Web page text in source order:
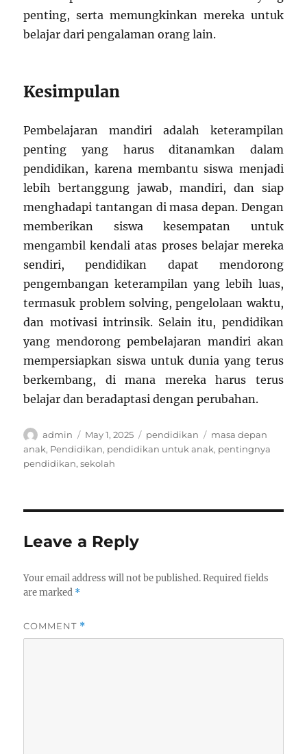
penting, serta memungkinkan mereka untuk
belajar dari pengalaman orang lain.
Kesimpulan
Pembelajaran mandiri adalah keterampilan
penting yang harus ditanamkan dalam
pendidikan, karena membantu siswa menjadi
lebih bertanggung jawab, mandiri, dan siap
menghadapi tantangan di masa depan. Dengan
memberikan siswa kesempatan untuk
mengambil kendali atas proses belajar mereka
sendiri, pendidikan dapat mendorong
pengembangan keterampilan yang lebih luas,
termasuk problem solving, pengelolaan waktu,
dan motivasi intrinsik. Selain itu, pendidikan
yang mendorong pembelajaran mandiri akan
mempersiapkan siswa untuk dunia yang terus
berkembang, di mana mereka harus terus
belajar dan beradaptasi dengan perubahan.
Author
admin
Posted
on
May 1, 2025 Categories
pendidikan Tags
masa depan
anak, Pendidikan, pendidikan untuk anak, pentingnya
pendidikan,sekolah
Leave a Reply
Your email address will not be published. Required fields
are marked *
COMMENT *